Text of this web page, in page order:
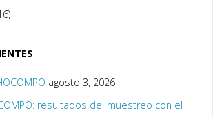
agosto 3, 2026
resultados del muestreo con el